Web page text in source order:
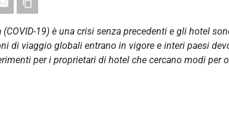
19) è una crisi senza precedenti e gli hotel
di viaggio globali entrano in vigore e interi paesi
per i proprietari di hotel che cercano modi per